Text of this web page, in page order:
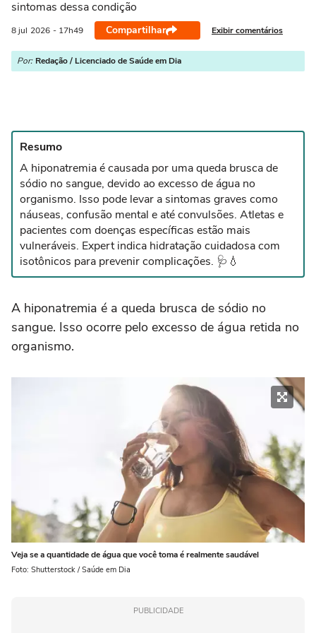
sintomas dessa condição
8 jul 2026 - 17h49 Compartilhar Exibir comentários
Por: Redação / Licenciado de Saúde em Dia
Resumo
A hiponatremia é causada por uma queda brusca de
sódio no sangue, devido ao excesso de água no
organismo. Isso pode levar a sintomas graves como
náuseas, confusão mental e até convulsões. Atletas e
pacientes com doenças específicas estão mais
vulneráveis. Expert indica hidratação cuidadosa com
isotônicos para prevenir complicações. 🩺💧
A hiponatremia é a queda brusca de sódio no
sangue. Isso ocorre pelo excesso de água retida no
organismo.
Veja se a quantidade de água que você toma é realmente saudável
Foto: Shutterstock / Saúde em Dia
PUBLICIDADE